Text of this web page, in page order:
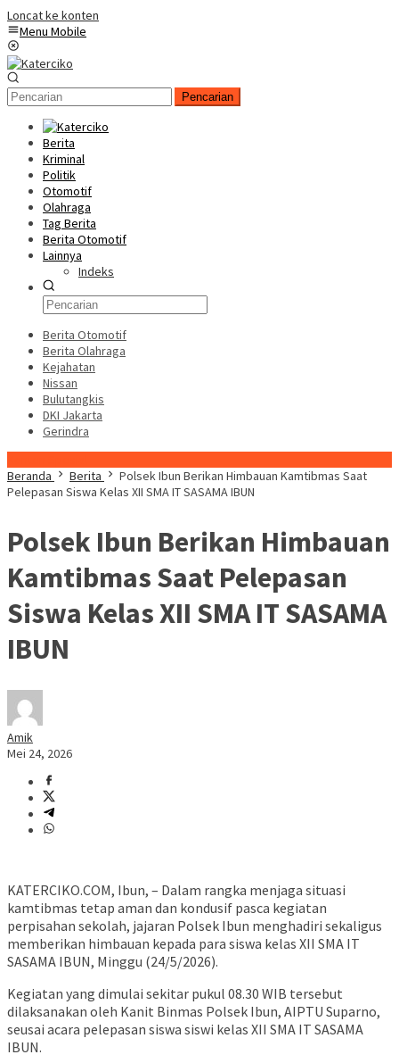
Loncat ke konten
Menu Mobile
Pencarian
Berita
Kriminal
Politik
Otomotif
Olahraga
Tag Berita
Berita Otomotif
Lainnya
Indeks
Berita Otomotif
Berita Olahraga
Kejahatan
Nissan
Bulutangkis
DKI Jakarta
Gerindra
Beranda
Berita
Polsek Ibun Berikan Himbauan Kamtibmas Saat
Pelepasan Siswa Kelas XII SMA IT SASAMA IBUN
Polsek Ibun Berikan Himbauan
Kamtibmas Saat Pelepasan
Siswa Kelas XII SMA IT SASAMA
IBUN
Amik
Mei 24, 2026
KATERCIKO.COM, Ibun, – Dalam rangka menjaga situasi
kamtibmas tetap aman dan kondusif pasca kegiatan
perpisahan sekolah, jajaran Polsek Ibun menghadiri sekaligus
memberikan himbauan kepada para siswa kelas XII SMA IT
SASAMA IBUN, Minggu (24/5/2026).
Kegiatan yang dimulai sekitar pukul 08.30 WIB tersebut
dilaksanakan oleh Kanit Binmas Polsek Ibun, AIPTU Suparno,
seusai acara pelepasan siswa siswi kelas XII SMA IT SASAMA
IBUN.